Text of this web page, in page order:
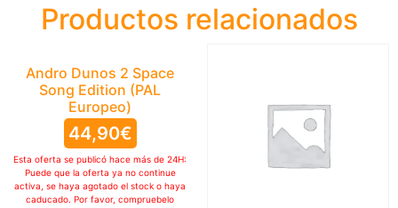
Productos relacionados
Andro Dunos 2 Space
Song Edition (PAL
Europeo)
44,90€
Esta oferta se publicó hace más de 24H:
Puede que la oferta ya no continue
activa, se haya agotado el stock o haya
caducado. Por favor, compruebelo